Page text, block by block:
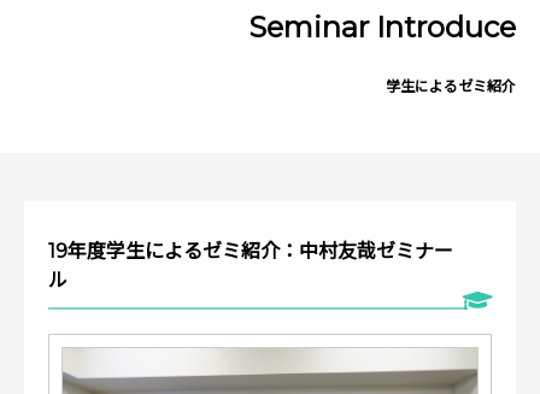
Seminar Introduce
学生によるゼミ紹介
19年度学生によるゼミ紹介：中村友哉ゼミナー
ル